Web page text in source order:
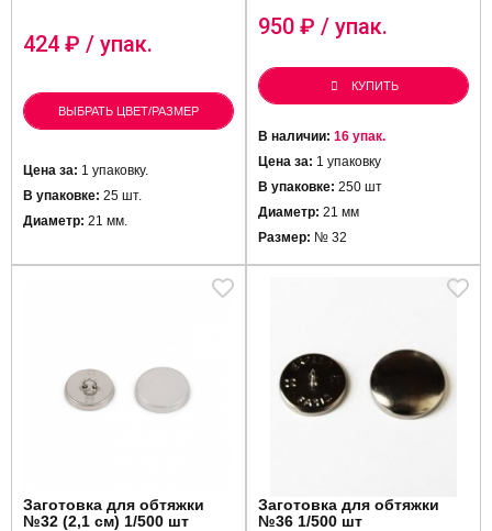
424 ₽ / упак.
ВЫБРАТЬ ЦВЕТ/РАЗМЕР
Цена за: 1 упаковку.
В упаковке: 25 шт.
Диаметр: 21 мм.
950 ₽ / упак.
КУПИТЬ
В наличии: 16 упак.
Цена за: 1 упаковку
В упаковке: 250 шт
Диаметр: 21 мм
Размер: № 32
Заготовка для обтяжки
№32 (2,1 см) 1/500 шт
Заготовка для обтяжки
№36 1/500 шт